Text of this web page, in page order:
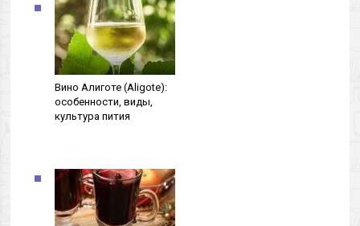
Вино Алиготе (Aligote):
особенности, виды,
культура пития